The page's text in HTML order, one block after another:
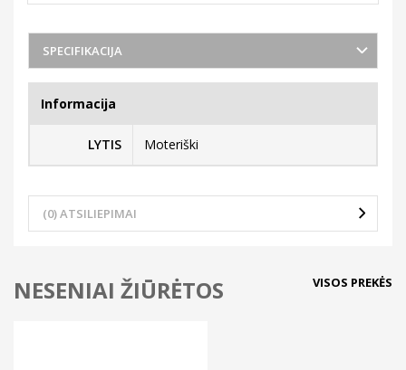
SPECIFIKACIJA
Informacija
LYTIS Moteriški
(0) ATSILIEPIMAI
NESENIAI ŽIŪRĖTOS VISOS PREKĖS